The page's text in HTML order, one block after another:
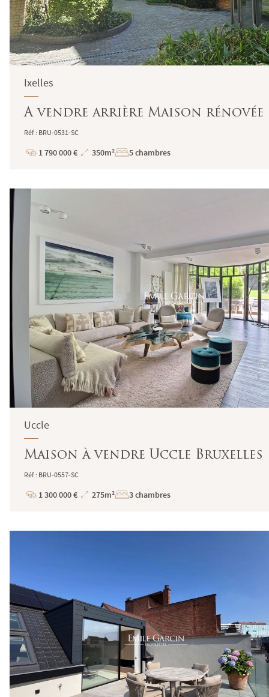
Ixelles
A vendre arrière Maison rénovée
Réf : BRU-0531-SC
Prix
1 790 000 €
Superficie
350m² 5 chambres
Uccle
Maison à vendre Uccle Bruxelles
Réf : BRU-0557-SC
Prix
1 300 000 €
Superficie
275m² 3 chambres